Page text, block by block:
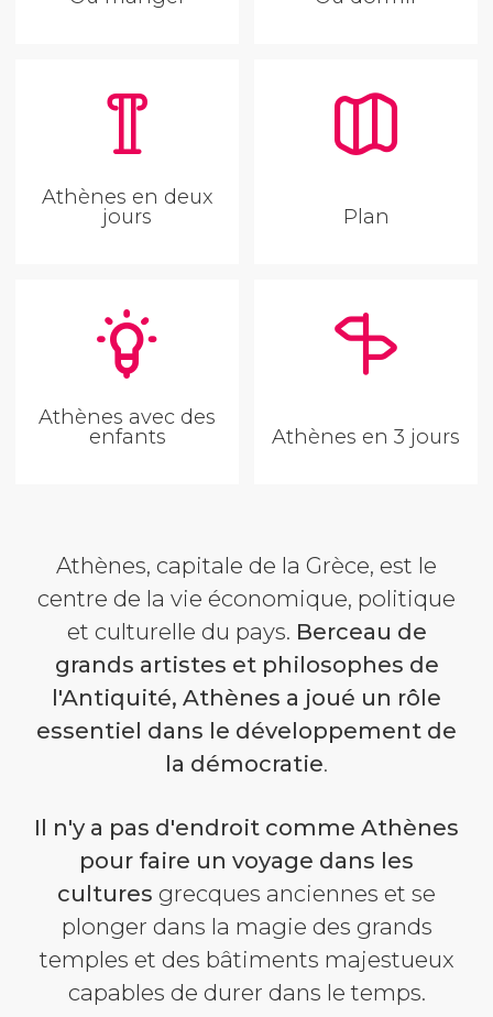
Athènes en deux
jours Plan
Athènes avec des
enfants Athènes en 3 jours
Athènes, capitale de la Grèce, est le
centre de la vie économique, politique
et culturelle du pays. Berceau de
grands artistes et philosophes de
l'Antiquité, Athènes a joué un rôle
essentiel dans le développement de
la démocratie.
Il n'y a pas d'endroit comme Athènes
pour faire un voyage dans les
cultures grecques anciennes et se
plonger dans la magie des grands
temples et des bâtiments majestueux
capables de durer dans le temps.